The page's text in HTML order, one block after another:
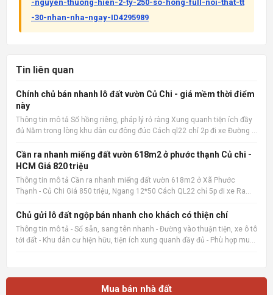
-nguyen-thuong-hien-2-ty-250-so-hong-full-noi-that-tt
-30-nhan-nha-ngay-ID4295989
Tin liên quan
Chính chủ bán nhanh lô đất vườn Củ Chi - giá mềm thời điểm
này
Thông tin mô tả Sổ hồng riêng, pháp lý rỏ ràng Xung quanh tiện ích đầy
đủ Nằm trong lòng khu dân cư đông đúc Cách ql22 chỉ 2p đi xe Đường ô
Muabannhadat.com &mdash; Sàn rao vặt nhà đất uy tín 🔗
Cần ra nhanh miếng đất vườn 618m2 ở phước thạnh Củ chi -
HCM Giá 820 triệu
Thông tin mô tả Cần ra nhanh miếng đất vườn 618m2 ở Xã Phước
Thạnh - Củ Chi Giá 850 triệu, Ngang 12*50 Cách QL22 chỉ 5p đi xe Ra
600m 📌 Nguồn tin: Muabannhadat.com &mdash; Sàn rao vặt
Chủ gửi lô đất ngộp bán nhanh cho khách có thiện chí
Thông tin mô tả - Sổ sẵn, sang tên nhanh - Đường vào thuận tiện, xe ô tô
tới đất - Khu dân cư hiện hữu, tiện ích xung quanh đầy đủ - Phù hợp mua
Mua bán nhà đất